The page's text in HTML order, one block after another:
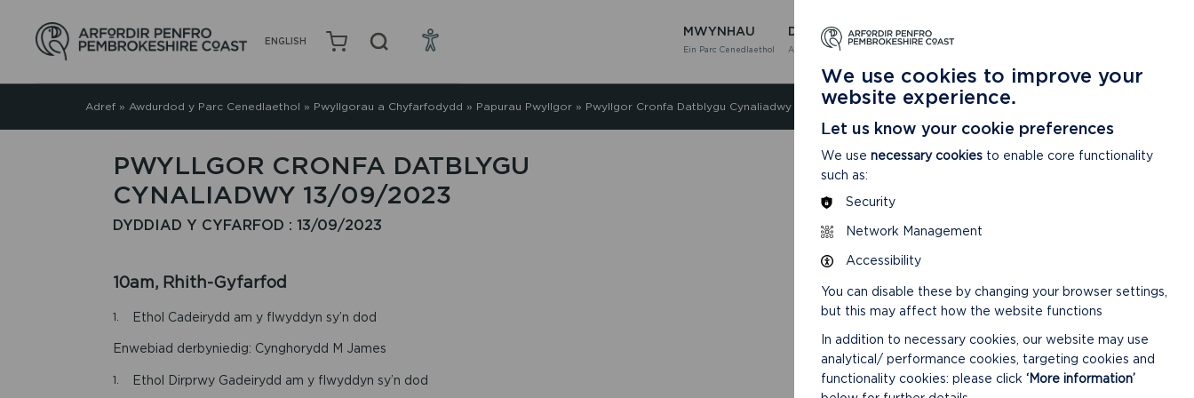
ENGLISH
MWYNHAU
Ein Parc Cenedlaethol
DYSGU
Am Ein Parc Cenedlaethol
GOFALU
Adref» Awdurdod y Parc Cenedlaethol » Pwyllgorau a Chyfarfodydd » Papurau Pwyllgor» Pwyllgor Cronfa Datblygu Cynaliadwy 13/09/2023
PWYLLGOR CRONFA DATBLYGU
CYNALIADWY 13/09/2023
DYDDIAD Y CYFARFOD : 13/09/2023
10am, Rhith-Gyfarfod
Ethol Cadeirydd am y flwyddyn sy’n dod
Enwebiad derbyniedig: Cynghorydd M James
Ethol Dirprwy Gadeirydd am y flwyddyn sy’n dod
DILYNWCH Y LLIF
BYW O'R RHITH-
GYFARFOD
We use cookies to improve your
website experience.
Let us know your cookie preferences
We use necessary cookies to enable core functionality
such as:
Security
Network Management
Accessibility
You can disable these by changing your browser settings,
but this may affect how the website functions
In addition to necessary cookies, our website may use
analytical/ performance cookies, targeting cookies and
functionality cookies: please click ‘More information’